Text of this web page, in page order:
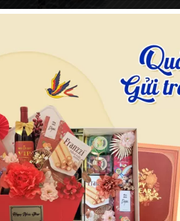
Hà Nội được người dân thủ đô tin
nghiêm, trọng thể; để con
Nhàn, Hai Bà